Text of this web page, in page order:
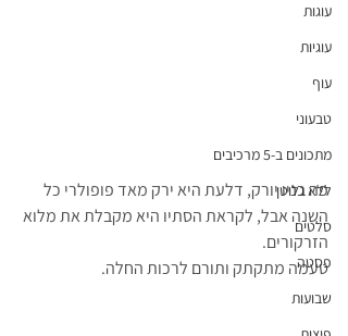
עוגות
עוגיות
עוף
טבעוני
מתכונים ב-5 מרכיבים
ללא גלוטן
סלטים
פסטה
שבועות
פה בניו יורק, דלעת היא ירק מאד פופולרי כל
השנה אבל, לקראת הסתיו היא מקבלת את מלוא
הזרקורים.
טעמה מתקתק ותורם לרכות החלה.